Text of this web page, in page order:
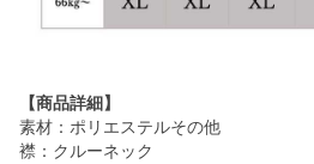
【商品詳細】
素材：ポリエステルその他
襟：クルーネック